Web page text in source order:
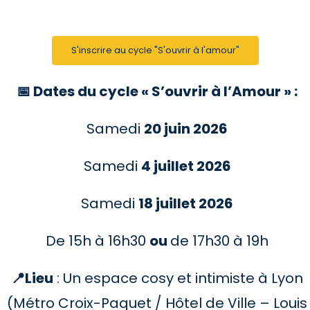
S'inscrire au cycle "S'ouvrir à l'amour"
📅 Dates du cycle « S’ouvrir à l’Amour » :
Samedi 20 juin 2026
Samedi 4 juillet 2026
Samedi 18 juillet 2026
De 15h à 16h30 ou de 17h30 à 19h
📍Lieu : Un espace cosy et intimiste à Lyon
(Métro Croix-Paquet / Hôtel de Ville – Louis